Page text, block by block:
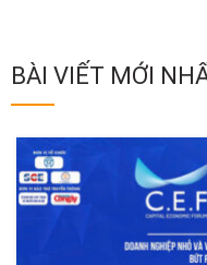
BÀI VIẾT MỚI